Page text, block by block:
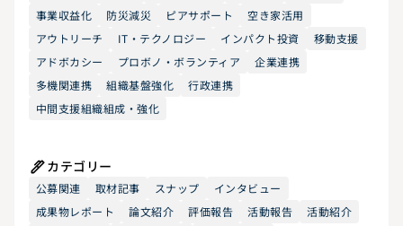
事業収益化
防災減災 ピアサポート
空き家活用
アウトリーチ
IT・テクノロジー インパクト投資
移動支援
アドボカシー
プロボノ・ボランティア
企業連携
多機関連携
組織基盤強化
行政連携
中間支援組織組成・強化
カテゴリー
公募関連 取材記事 スナップ
インタビュー
成果物レポート
論文紹介 評価報告 活動報告
活動紹介